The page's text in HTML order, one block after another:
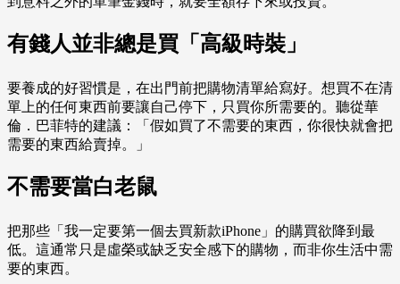
有錢人並非總是買「高級時裝」
要養成的好習慣是，在出門前把購物清單給寫好。想買不在清
單上的任何東西前要讓自己停下，只買你所需要的。聽從華
倫．巴菲特的建議：「假如買了不需要的東西，你很快就會把
需要的東西給賣掉。」
不需要當白老鼠
把那些「我一定要第一個去買新款iPhone」的購買欲降到最
低。這通常只是虛榮或缺乏安全感下的購物，而非你生活中需
要的東西。